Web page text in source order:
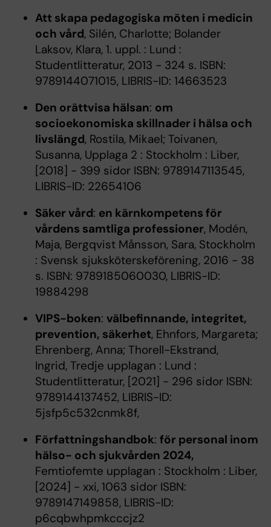
Att skapa pedagogiska möten i medicin
och vård, Silén, Charlotte; Bolander
Laksov, Klara, 1. uppl. : Lund :
Studentlitteratur, 2013 - 324 s. ISBN:
9789144071015, LIBRIS-ID: 14663523
Den orättvisa hälsan: om
socioekonomiska skillnader i hälsa och
livslängd, Rostila, Mikael; Toivanen,
Susanna, Upplaga 2 : Stockholm : Liber,
[2018] - 399 sidor ISBN: 9789147113545,
LIBRIS-ID: 22654106
Säker vård: en kärnkompetens för
vårdens samtliga professioner, Modén,
Maja, Bergqvist Månsson, Sara, Stockholm
: Svensk sjuksköterskeförening, 2016 - 38
s. ISBN: 9789185060030, LIBRIS-ID:
19884298
VIPS-boken: välbefinnande, integritet,
prevention, säkerhet, Ehnfors, Margareta;
Ehrenberg, Anna; Thorell-Ekstrand,
Ingrid, Tredje upplagan : Lund :
Studentlitteratur, [2021] - 296 sidor ISBN:
9789144137452, LIBRIS-ID:
5jsfp5c532cnmk8f,
Författningshandbok: för personal inom
hälso- och sjukvården 2024,
Femtiofemte upplagan : Stockholm : Liber,
[2024] - xxi, 1063 sidor ISBN:
9789147149858, LIBRIS-ID:
p6cqbwhpmkcccjz2